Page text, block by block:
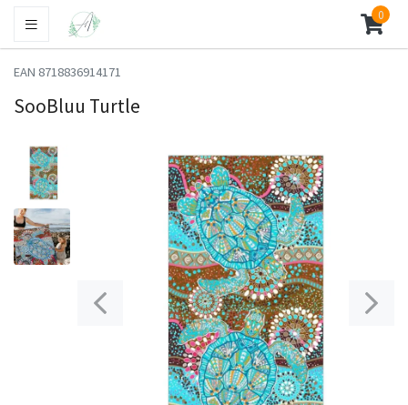
0
EAN 8718836914171
SooBluu Turtle